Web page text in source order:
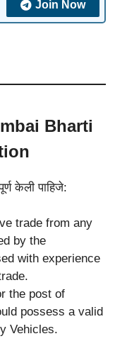
Join Now
Bharti
केली पाहिजे:
trade from any
by the
with experience
the post of
possess a valid
Vehicles.